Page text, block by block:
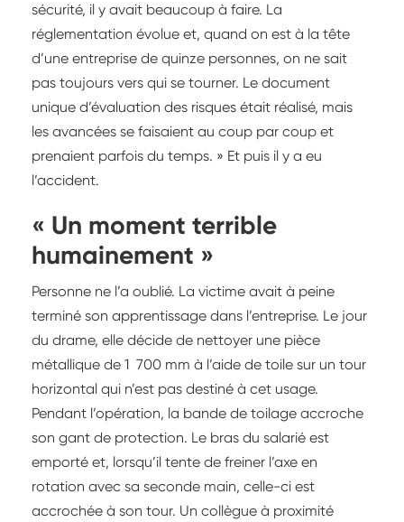
sécurité, il y avait beaucoup à faire. La
réglementation évolue et, quand on est à la tête
d’une entreprise de quinze personnes, on ne sait
pas toujours vers qui se tourner. Le document
unique d’évaluation des risques était réalisé, mais
les avancées se faisaient au coup par coup et
prenaient parfois du temps. » Et puis il y a eu
l’accident.
« Un moment terrible
humainement »
Personne ne l’a oublié. La victime avait à peine
terminé son apprentissage dans l’entreprise. Le jour
du drame, elle décide de nettoyer une pièce
métallique de 1 700 mm à l’aide de toile sur un tour
horizontal qui n’est pas destiné à cet usage.
Pendant l’opération, la bande de toilage accroche
son gant de protection. Le bras du salarié est
emporté et, lorsqu’il tente de freiner l’axe en
rotation avec sa seconde main, celle-ci est
accrochée à son tour. Un collègue à proximité